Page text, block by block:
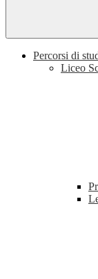
Percorsi di
Liceo